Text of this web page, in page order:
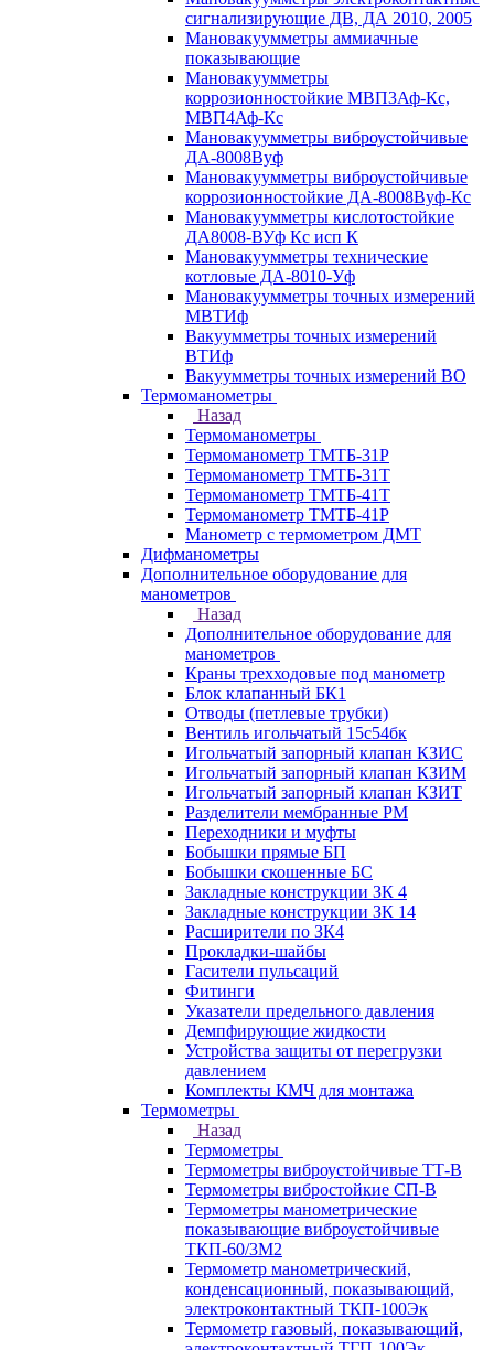
сигнализирующие ДВ, ДА 2010, 2005
Мановакуумметры аммиачные
показывающие
Мановакуумметры
коррозионностойкие МВП3Аф-Кс,
МВП4Аф-Кс
Мановакуумметры виброустойчивые
ДА-8008Вуф
Мановакуумметры виброустойчивые
коррозионностойкие ДА-8008Вуф-Кс
Мановакуумметры кислотостойкие
ДА8008-ВУф Кс исп К
Мановакуумметры технические
котловые ДА-8010-Уф
Мановакуумметры точных измерений
МВТИф
Вакуумметры точных измерений
ВТИф
Вакуумметры точных измерений ВО
Термоманометры
Назад
Термоманометры
Термоманометр ТМТБ-31Р
Термоманометр ТМТБ-31Т
Термоманометр ТМТБ-41Т
Термоманометр ТМТБ-41Р
Манометр с термометром ДМТ
Дифманометры
Дополнительное оборудование для
манометров
Назад
Дополнительное оборудование для
манометров
Краны трехходовые под манометр
Блок клапанный БК1
Отводы (петлевые трубки)
Вентиль игольчатый 15с54бк
Игольчатый запорный клапан КЗИС
Игольчатый запорный клапан КЗИМ
Игольчатый запорный клапан КЗИТ
Разделители мембранные РМ
Переходники и муфты
Бобышки прямые БП
Бобышки скошенные БС
Закладные конструкции ЗК 4
Закладные конструкции ЗК 14
Расширители по ЗК4
Прокладки-шайбы
Гасители пульсаций
Фитинги
Указатели предельного давления
Демпфирующие жидкости
Устройства защиты от перегрузки
давлением
Комплекты КМЧ для монтажа
Термометры
Назад
Термометры
Термометры виброустойчивые ТТ-В
Термометры вибростойкие СП-В
Термометры манометрические
показывающие виброустойчивые
ТКП-60/3М2
Термометр манометрический,
конденсационный, показывающий,
электроконтактный ТКП-100Эк
Термометр газовый, показывающий,